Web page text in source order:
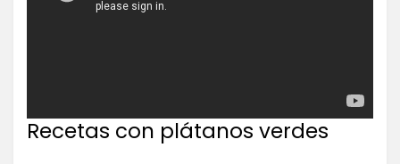
Recetas con plátanos verdes